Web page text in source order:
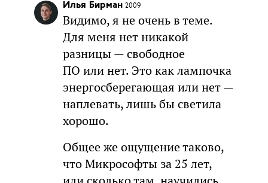
Илья Бирман 2009
Видимо, я не очень в теме.
Для меня нет никакой
разницы — свободное
ПО или нет. Это как лампочка
энергосберегающая или нет —
наплевать, лишь бы светила
хорошо.
Общее же ощущение таково,
что Микрософты за 25 лет,